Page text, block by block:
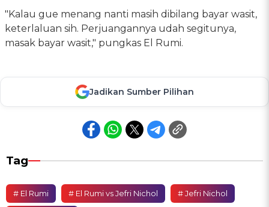
"Kalau gue menang nanti masih dibilang bayar wasit,
keterlaluan sih. Perjuangannya udah segitunya,
masak bayar wasit," pungkas El Rumi.
Jadikan Sumber Pilihan
Tag
# El Rumi # El Rumi vs Jefri Nichol # Jefri Nichol